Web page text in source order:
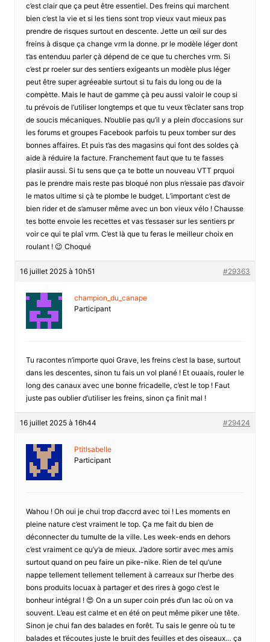
c’est clair que ça peut être essentiel. Des freins qui marchent
bien c’est la vie et si les tiens sont trop vieux vaut mieux pas
prendre de risques surtout en descente. Jette un œil sur des
freins à disque ça change vrm la donne. pr le modèle léger dont
t’as entenduu parler çà dépend de ce que tu cherches vrm. Si
c’est pr roeler sur des sentiers exigeants un modèle plus léger
peut être super agréeable surtout si tu fais du long ou de la
compètte. Mais le haut de gamme çà peu aussi valoir le coup si
tu prévois de l’utiliser longtemps et que tu veux t’èclater sans trop
de soucis mécaniques. N’oublie pas qu’il y a plein d’occasions sur
les forums et groupes Facebook parfois tu peux tomber sur des
bonnes affaires. Et puis t’as des magasins qui font des soldes çà
aide à réduire la facture. Franchement faut que tu te fasses
plasiir aussi. Si tu sens que ça te botte un nouveau VTT prquoi
pas le prendre mais reste pas bloqué non plus n’essaie pas d’avoir
le matos ultime si çà te plombe le budget. L’important c’est de
bien rider et de s’amuser même avec un bon vieux vélo ! Chausse
tes botte envoie les recettes et vas t’essaser sur les sentiers pr
voir ce qui te plaî vrm. C’est là que tu feras le meilleur choix en
roulant ! 😉 Choqué
16 juillet 2025 à 10h51 #29363
champion_du_canape
Participant
Tu racontes n’importe quoi Grave, les freins c’est la base, surtout
dans les descentes, sinon tu fais un vol plané ! Et ouaais, rouler le
long des canaux avec une bonne fricadelle, c’est le top ! Faut
juste pas oublier d’utiliser les freins, sinon ça finit mal !
16 juillet 2025 à 16h44 #29424
PtitIsabelle
Participant
Wahou ! Oh oui je chui trop d’accrd avec toi ! Les moments en
pleine nature c’est vraiment le top. Ça me fait du bien de
déconnecter du tumulte de la ville. Les week-ends en dehors
c’est vraiment ce qu’y’a de mieux. J’adore sortir avec mes amis
surtout quand on peu faire un pike-nike. Rien de tel qu’une
nappe tellement tellement tellement à carreaux sur l’herbe des
bons produits locuax à partager et des rires à gogo c’est le
bonheur intégral ! 😍 On a un super coin prés d’un lac où on va
souvent. L’eau est calme et en été on peut même piker une tête.
Sinon je chui fan des balades en forêt. Tu sais le genre où tu te
balades et t’écoutes juste le bruit des feuilles et des oiseaux… ça